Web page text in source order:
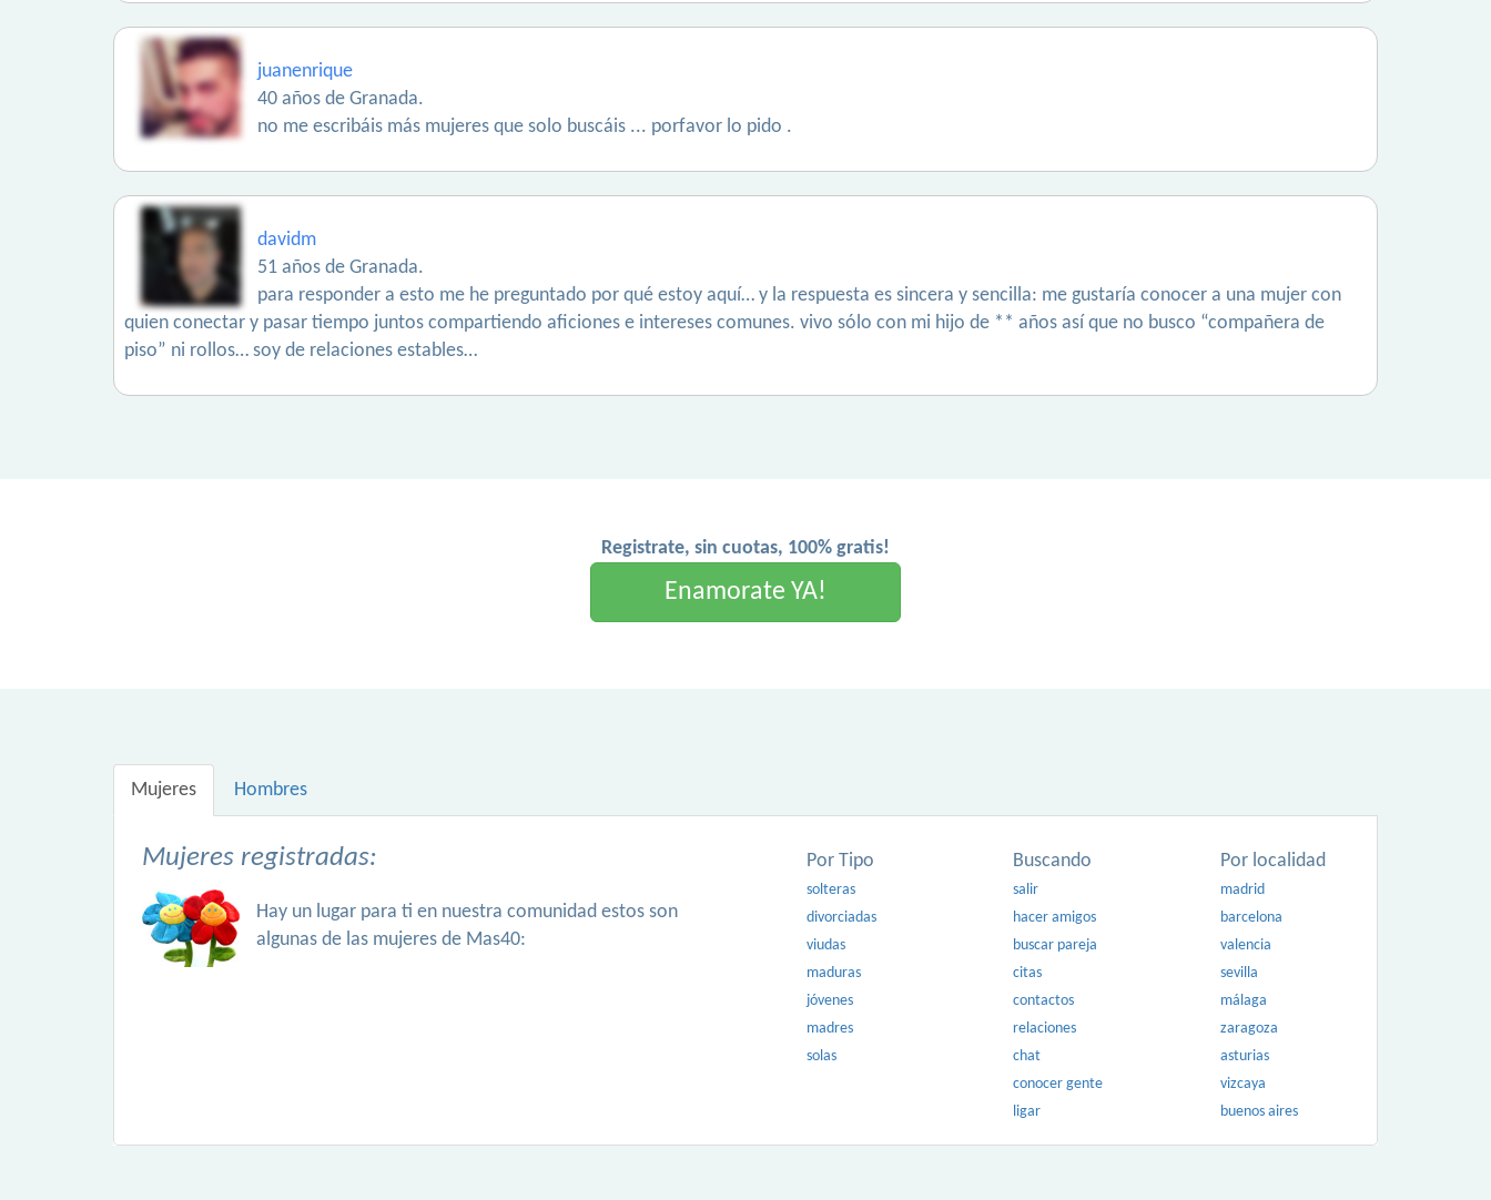
juanenrique
40 años de Granada.
no me escribáis más mujeres que solo buscáis ... porfavor lo pido .
davidm
51 años de Granada.
para responder a esto me he preguntado por qué estoy aquí… y la respuesta es sincera y sencilla: me gustaría conocer a una mujer con
quien conectar y pasar tiempo juntos compartiendo aficiones e intereses comunes. vivo sólo con mi hijo de ** años así que no busco “compañera de
piso” ni rollos… soy de relaciones estables…
Registrate, sin cuotas, 100% gratis!
Enamorate YA!
Mujeres Hombres
Mujeres registradas:
Hay un lugar para ti en nuestra comunidad estos son
algunas de las mujeres de Mas40:
Por Tipo
solteras
divorciadas
viudas
maduras
jóvenes
madres
solas
Buscando
salir
hacer amigos
buscar pareja
citas
contactos
relaciones
chat
conocer gente
ligar
Por localidad
madrid
barcelona
valencia
sevilla
málaga
zaragoza
asturias
vizcaya
buenos aires